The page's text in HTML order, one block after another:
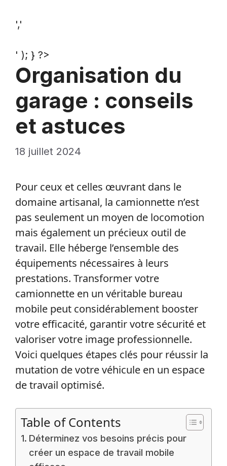
','
' ); } ?>
Organisation du
garage : conseils
et astuces
18 juillet 2024
Pour ceux et celles œuvrant dans le
domaine artisanal, la camionnette n’est
pas seulement un moyen de locomotion
mais également un précieux outil de
travail. Elle héberge l’ensemble des
équipements nécessaires à leurs
prestations. Transformer votre
camionnette en un véritable bureau
mobile peut considérablement booster
votre efficacité, garantir votre sécurité et
valoriser votre image professionnelle.
Voici quelques étapes clés pour réussir la
mutation de votre véhicule en un espace
de travail optimisé.
Table of Contents
Déterminez vos besoins précis pour
créer un espace de travail mobile